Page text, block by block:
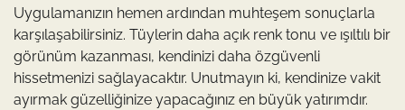
Uygulamanızın hemen ardından muhteşem sonuçlarla
karşılaşabilirsiniz. Tüylerin daha açık renk tonu ve ışıltılı bir
görünüm kazanması, kendinizi daha özgüvenli
hissetmenizi sağlayacaktır. Unutmayın ki, kendinize vakit
ayırmak güzelliğinize yapacağınız en büyük yatırımdır.